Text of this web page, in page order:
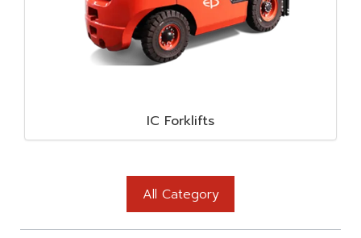
IC Forklifts
All Category